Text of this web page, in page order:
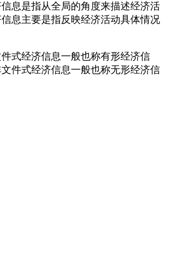
息是指从全局的角度来描述经济活
息主要是指反映经济活动具体情况
式经济信息一般也称有形经济信
件式经济信息一般也称无形经济信